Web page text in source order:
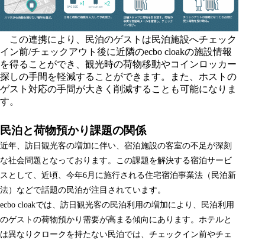
この連携により、民泊のゲストは民泊施設へチェック
イン前/チェックアウト後に近隣のecbo cloakの施設情報
を得ることができ、観光時の荷物移動やコインロッカー
探しの手間を軽減することができます。また、ホストの
ゲスト対応の手間が大きく削減することも可能になりま
す。
民泊と荷物預かり課題の関係
近年、訪日観光客の増加に伴い、宿泊施設の客室の不足が深刻
な社会問題となっております。この課題を解決する宿泊サービ
スとして、近頃、今年6月に施行される住宅宿泊事業法（民泊新
法）などで話題の民泊が注目されています。
ecbo cloakでは、訪日観光客の民泊利用の増加により、民泊利用
のゲストの荷物預かり需要が高まる傾向にあります。ホテルと
は異なりクロークを持たない民泊では、チェックイン前やチェ